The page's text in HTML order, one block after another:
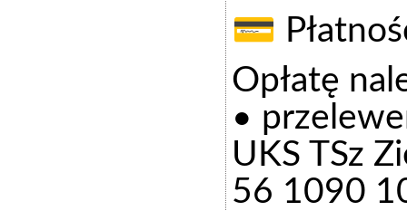
💳
Opłatę
•
UKS TSz
56 1090